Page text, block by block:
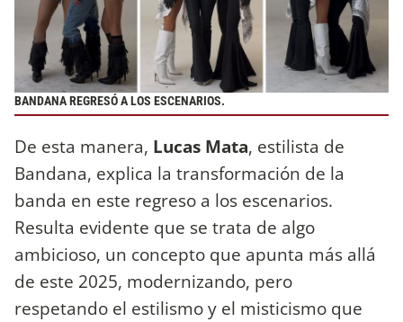
BANDANA REGRESÓ A LOS ESCENARIOS.
De esta manera, Lucas Mata, estilista de
Bandana, explica la transformación de la
banda en este regreso a los escenarios.
Resulta evidente que se trata de algo
ambicioso, un concepto que apunta más allá
de este 2025, modernizando, pero
respetando el estilismo y el misticismo que